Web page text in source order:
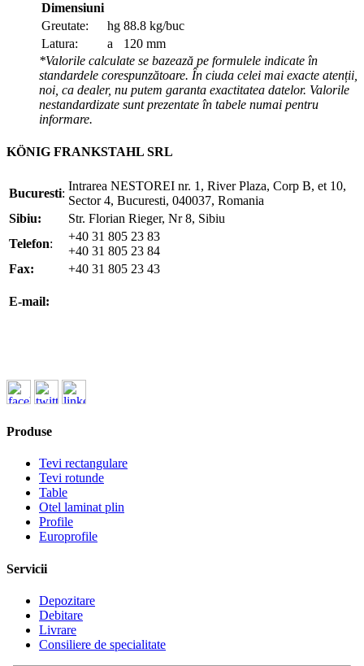
Dimensiuni
Greutate:
hg 88.8 kg/buc
Latura:
a
120 mm
*Valorile calculate se bazează pe formulele indicate în
standardele corespunzătoare. În ciuda celei mai exacte atenții,
noi, ca dealer, nu putem garanta exactitatea datelor. Valorile
nestandardizate sunt prezentate în tabele numai pentru
informare.
KÖNIG FRANKSTAHL SRL
Bucuresti:
Intrarea NESTOREI nr. 1, River Plaza, Corp B, et 10,
Sector 4, Bucuresti, 040037, Romania
Sibiu:
Str. Florian Rieger, Nr 8, Sibiu
Telefon:
+40 31 805 23 83
+40 31 805 23 84
Fax:
+40 31 805 23 43
E-mail:
Produse
Tevi rectangulare
Tevi rotunde
Table
Otel laminat plin
Profile
Europrofile
Servicii
Depozitare
Debitare
Livrare
Consiliere de specialitate